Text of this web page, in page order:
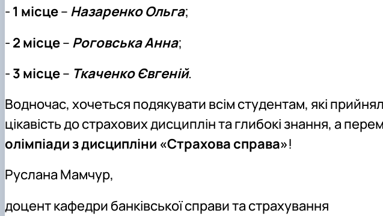
- 1 місце– Назаренко Ольга;
- 2 місце– Роговська Анна;
- 3 місце– Ткаченко Євгеній.
Водночас, хочеться подякувати всім студентам, які
цікавість до страхових дисциплін та глибокі знання, а
олімпіади з дисципліни «Страхова справа»!
Руслана Мамчур,
доцент кафедри банківської справи та страхування